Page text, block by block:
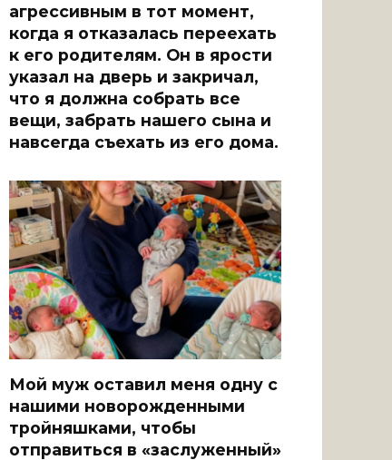
агрессивным в тот момент,
когда я отказалась переехать
к его родителям. Он в ярости
указал на дверь и закричал,
что я должна собрать все
вещи, забрать нашего сына и
навсегда съехать из его дома.
Мой муж оставил меня одну с
нашими новорожденными
тройняшками, чтобы
отправиться в «заслуженный»